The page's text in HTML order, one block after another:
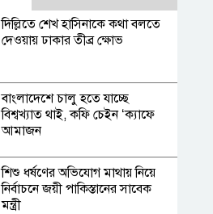
দিল্লিতে শেখ হাসিনাকে কথা বলতে
দেওয়ায় ঢাকার তীব্র ক্ষোভ
​​বাংলাদেশে চালু হতে যাচ্ছে
বিশ্বখ্যাত থাই, কফি চেইন ‘ক্যাফে
আমাজন
শিশু ধর্ষণের অভিযোগ মাথায় নিয়ে
নির্বাচনে জয়ী পাকিস্তানের সাবেক
মন্ত্রী